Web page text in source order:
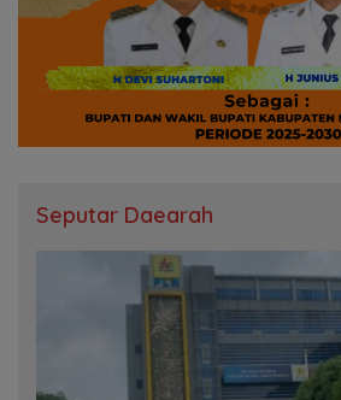
Seputar Daearah